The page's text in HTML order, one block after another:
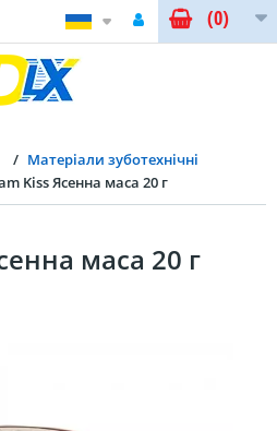
(0)
Матеріали зуботехнічні
Kiss Ясенна маса 20 г
маса 20 г